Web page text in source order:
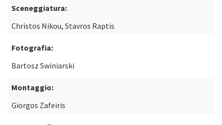
Sceneggiatura:
Christos Nikou, Stavros Raptis
Fotografia:
Bartosz Swiniarski
Montaggio:
Giorgos Zafeiris